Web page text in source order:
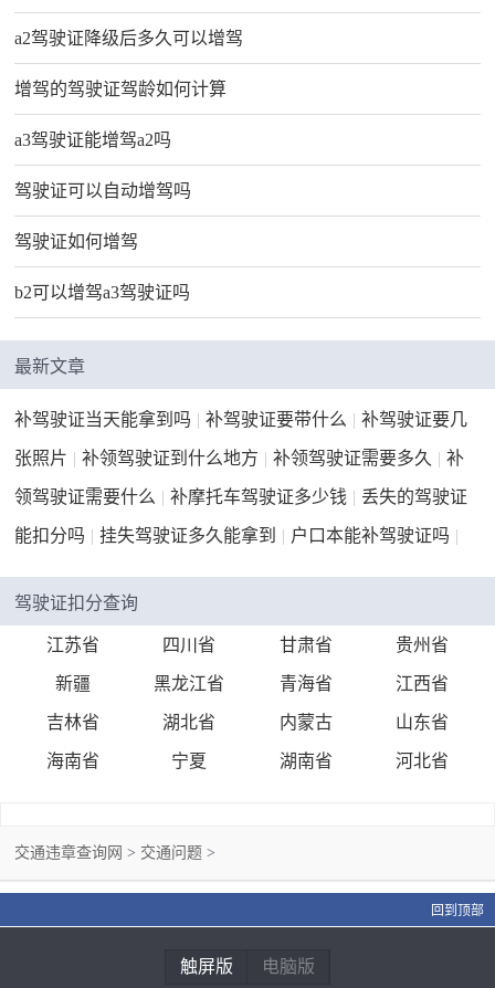
a2驾驶证降级后多久可以增驾
增驾的驾驶证驾龄如何计算
a3驾驶证能增驾a2吗
驾驶证可以自动增驾吗
驾驶证如何增驾
b2可以增驾a3驾驶证吗
最新文章
补驾驶证当天能拿到吗 | 补驾驶证要带什么 | 补驾驶证要几
张照片 | 补领驾驶证到什么地方 | 补领驾驶证需要多久 | 补
领驾驶证需要什么 | 补摩托车驾驶证多少钱 | 丢失的驾驶证
能扣分吗 | 挂失驾驶证多久能拿到 | 户口本能补驾驶证吗 |
驾驶证扣分查询
江苏省 四川省 甘肃省 贵州省
新疆 黑龙江省 青海省 江西省
吉林省 湖北省 内蒙古 山东省
海南省 宁夏 湖南省 河北省
交通违章查询网 > 交通问题 >
回到顶部
触屏版 电脑版